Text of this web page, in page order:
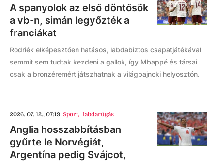
A spanyolok az első döntősök
a vb-n, simán legyőzték a
franciákat
Rodriék elképesztően hatásos, labdabiztos csapatjátékával
semmit sem tudtak kezdeni a gallok, így Mbappé és társai
csak a bronzéremért játszhatnak a világbajnoki helyosztón.
2026. 07. 12., 07:19 Sport, labdarúgás
Anglia hosszabbításban
gyűrte le Norvégiát,
Argentína pedig Svájcot,